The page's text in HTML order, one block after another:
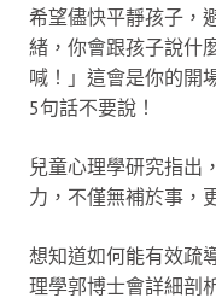
希望儘快平靜孩子，
緒，你會跟孩子說什
喊！」這會是你的開
5句話不要說！
兒童心理學研究指出
力，不僅無補於事，
想知道如何能有效疏
理學郭博士會詳細剖